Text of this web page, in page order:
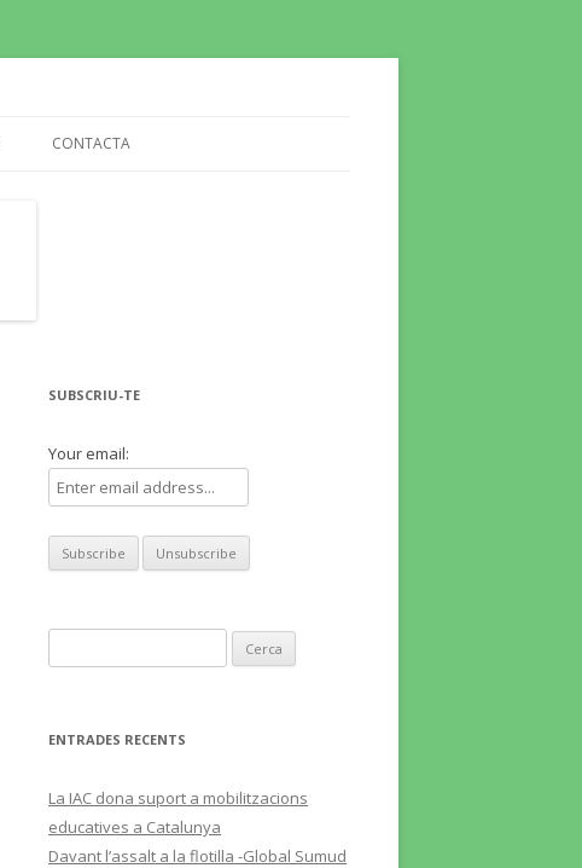
CONTACTA
SUBSCRIU-TE
Your email:
ENTRADES RECENTS
La IAC dona suport a mobilitzacions
educatives a Catalunya
Davant l’assalt a la flotilla -Global Sumud